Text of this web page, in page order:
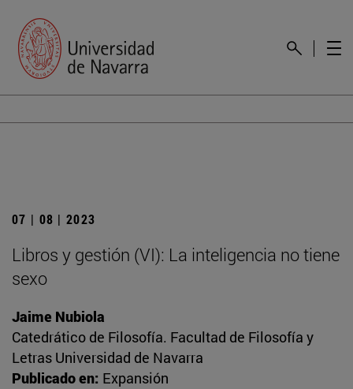
07 | 08 | 2023
Libros y gestión (VI): La inteligencia no tiene
sexo
Jaime Nubiola
Catedrático de Filosofía. Facultad de Filosofía y
Letras Universidad de Navarra
Publicado en: Expansión